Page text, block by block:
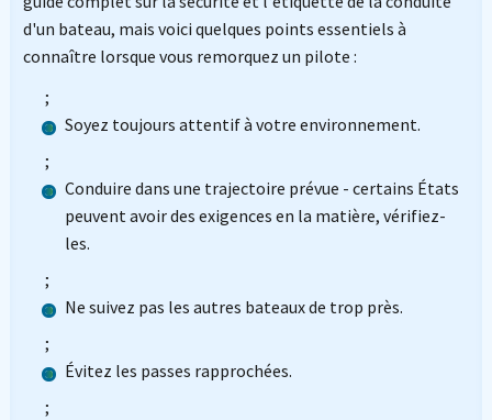
d'un bateau, mais voici quelques points essentiels à
connaître lorsque vous remorquez un pilote :
;
Soyez toujours attentif à votre environnement.
;
Conduire dans une trajectoire prévue - certains États
peuvent avoir des exigences en la matière, vérifiez-
les.
;
Ne suivez pas les autres bateaux de trop près.
;
Évitez les passes rapprochées.
;